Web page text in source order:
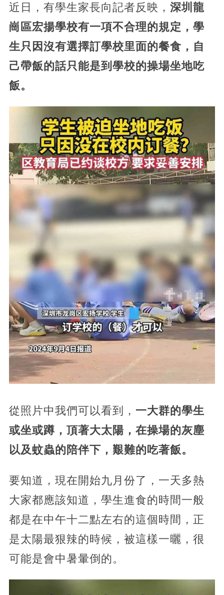
近日，有學生家長向記者反映， 深圳龍
崗區宏揚學校有一項不合理的規定，學
生只因沒有選擇訂學校里面的餐食，自
己帶飯的話只能是到學校的操場坐地吃
飯。
從照片中我們可以看到， 一大群的學生
或坐或蹲，頂著大太陽，在操場的灰塵
以及蚊蟲的陪伴下，艱難的吃著飯。
要知道，現在開始九月份了，一天多熱
大家都應該知道，學生進食的時間一般
都是在中午十二點左右的這個時間， 正
是太陽最狠辣的時候，被這樣一曬，很
可能是會中暑暈倒的。